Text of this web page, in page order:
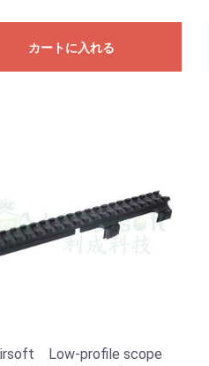
カートに入れる
Low-profile scope